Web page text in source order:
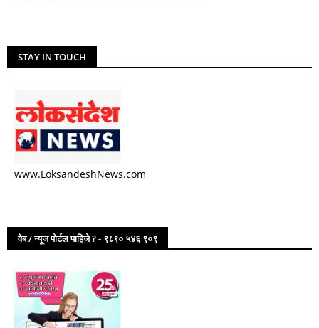
STAY IN TOUCH
www.LoksandeshNews.com
वेब / न्यूज पोर्टल पाहिजे ? - ९८९० ५४६ ९०९